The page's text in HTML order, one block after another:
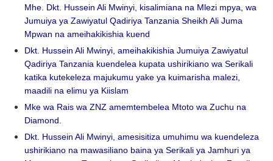
Mhe. Dkt. Hussein Ali Mwinyi, kisalimiana na Mlezi mpya, wa
Jumuiya ya Zawiyatul Qadiriya Tanzania Sheikh Ali Juma
Mpwan na ameihakikishia kuend
Dkt. Hussein Ali Mwinyi, ameihakikishia Jumuiya Zawiyatul
Qadiriya Tanzania kuendelea kupata ushirikiano wa Serikali
katika kutekeleza majukumu yake ya kuimarisha malezi,
maadili na elimu ya Kiislam
Mke wa Rais wa ZNZ amemtembelea Mtoto wa Zuchu na
Diamond.
Dkt. Hussein Ali Mwinyi, amesisitiza umuhimu wa kuendeleza
ushirikiano na mawasiliano baina ya Serikali ya Jamhuri ya